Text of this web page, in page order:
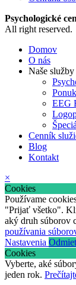
Psychologické
All right reserved.
Domov
O nás
Naše služby
EEG
Cenník
Blog
Kontakt
×
Cookies
Používame
"Prijať všetko".
aký druh súborov
používania
Nastavenia
Cookies
Vyberte, aké
jeden rok.